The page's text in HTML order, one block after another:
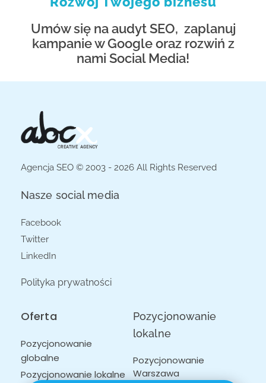
Umów się na audyt SEO, zaplanuj
kampanie w Google oraz rozwiń z
nami Social Media!
Agencja SEO © 2003 - 2026 All Rights Reserved
Nasze social media
Facebook
Twitter
LinkedIn
Polityka prywatności
Oferta
Pozycjonowanie
globalne
Pozycjonowanie lokalne
Pozycjonowanie
lokalne
Pozycjonowanie
Warszawa